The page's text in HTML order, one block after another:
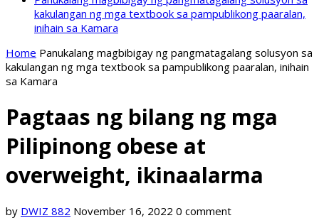
kakulangan ng mga textbook sa pampublikong paaralan,
inihain sa Kamara
Home Panukalang magbibigay ng pangmatagalang solusyon sa
kakulangan ng mga textbook sa pampublikong paaralan, inihain
sa Kamara
Pagtaas ng bilang ng mga
Pilipinong obese at
overweight, ikinaalarma
by DWIZ 882 November 16, 2022 0 comment